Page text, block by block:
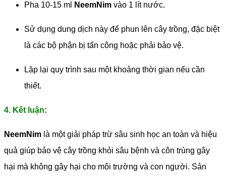
Pha 10-15 ml NeemNim vào 1 lít nước.
Sử dụng dung dịch này để phun lên cây trồng, đặc biệt
là các bộ phận bị tấn công hoặc phải bảo vệ.
Lặp lại quy trình sau một khoảng thời gian nếu cần
thiết.
4. Kết luận:
NeemNim là một giải pháp trừ sâu sinh học an toàn và hiệu
quả giúp bảo vệ cây trồng khỏi sâu bệnh và côn trùng gây
hại mà không gây hại cho môi trường và con người. Sản